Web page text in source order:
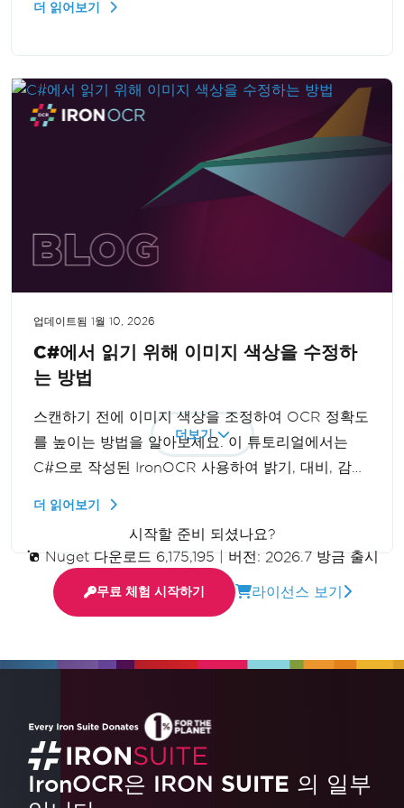
더 읽어보기
업데이트됨 1월 10, 2026
C#에서 읽기 위해 이미지 색상을 수정하
는 방법
스캔하기 전에 이미지 색상을 조정하여 OCR 정확도
를 높이는 방법을 알아보세요. 이 튜토리얼에서는
C#으로 작성된 IronOCR 사용하여 밝기, 대비, 감마
더 읽어보기
더보기
시작할 준비 되셨나요?
Nuget 다운로드 6,175,195|버전: 2026.7 방금 출시
무료 체험 시작하기 라이선스 보기
IronOCR은 IRON SUITE 의 일부